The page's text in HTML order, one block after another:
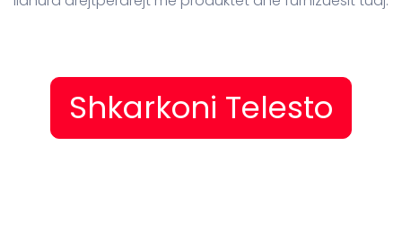
Shkarkoni Telesto